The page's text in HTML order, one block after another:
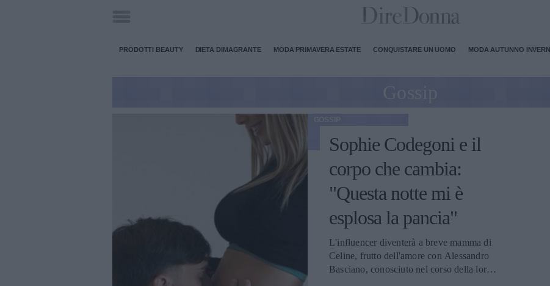
PRODOTTI BEAUTY DIETA DIMAGRANTE MODA PRIMAVERA ESTATE CONQUISTARE UN UOMO MODA AUTUNNO
Sophie Codegoni e il
corpo che cambia:
"Questa notte mi è
esplosa la pancia"
L'influencer diventerà a breve mamma di
Celine, frutto dell'amore con Alessandro
Basciano, conosciuto nel corso della loro